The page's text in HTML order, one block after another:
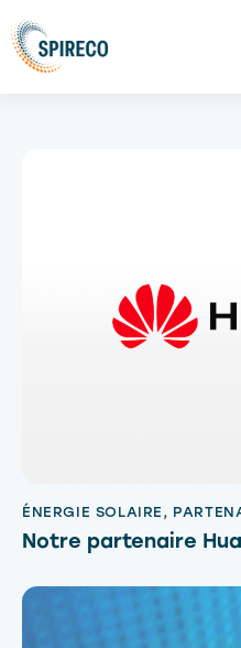
ÉNERGIE SOLAIRE ,
Notre partenaire